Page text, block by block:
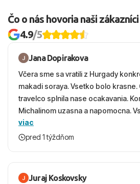
Čo o nás hovoria naši zákazníci
4.9/5
Jana Dopirakova
Včera sme sa vratili z Hurgady
makadi soraya. Vsetko bolo
travelco splnila nase ocakavania.
Michalinom uzasna a napomocna.
vecernych hodinach zaco sa
krasny, cisty. Sluzby top. Strava,
viac
pred 1 týždňom
Juraj Koskovsky